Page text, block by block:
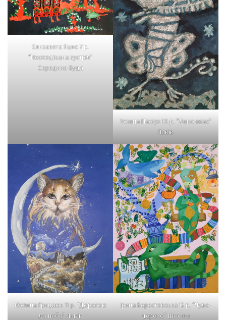
Єлизавета Яцко 7 р.
“Несподівана зустріч”
Середина-Буда
Устина Пастух 10 р. “Диво-птах”
Львів
Юстина Грицаюк 11 р. “Дорогою
до неба” Львів
Ірина Берестовська 12 р. “Чудо-
дерево” Шостка